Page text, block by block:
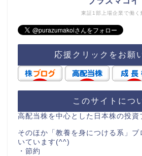
東証1部上場企業で働く
応援クリックをお願
このサイトにつ
高配当株を中心とした日本株の投資
そのほか「教養を身につける系」
いています(^^)
・節約